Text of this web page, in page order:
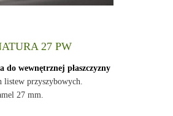
27 PW
do wewnętrznej płaszczyzny
listew przyszybowych.
27 mm.